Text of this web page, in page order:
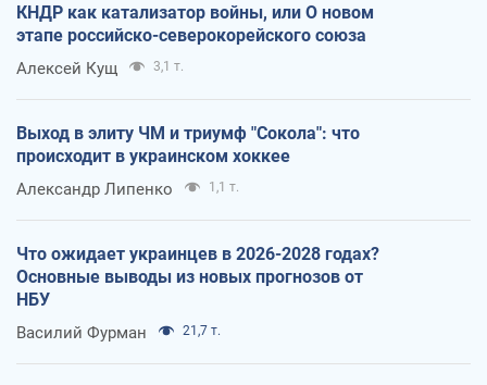
КНДР как катализатор войны, или О новом
этапе российско-северокорейского союза
Алексей Кущ 3,1 т.
Выход в элиту ЧМ и триумф "Сокола": что
происходит в украинском хоккее
Александр Липенко 1,1 т.
Что ожидает украинцев в 2026-2028 годах?
Основные выводы из новых прогнозов от
НБУ
Василий Фурман 21,7 т.